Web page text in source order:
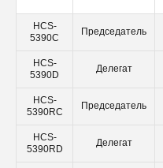
HCS-
5390C
Председатель
HCS-
5390D
Делегат
HCS-
5390RC
Председатель
HCS-
5390RD
Делегат